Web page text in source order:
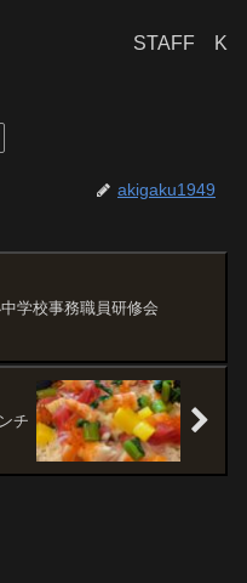
STAFF K
akigaku1949
学校事務職員研修会
チ